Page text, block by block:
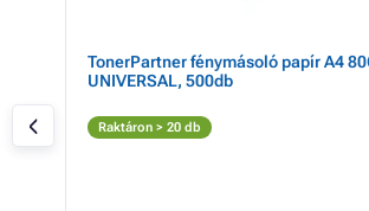
TonerPartner fénymásoló papír A4
UNIVERSAL, 500db
Raktáron > 20 db